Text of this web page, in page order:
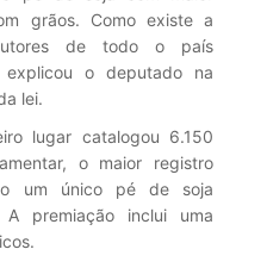
grãos. Como existe a
de todo o país
explicou o deputado na
lei.
lugar catalogou 6.150
o maior registro
um único pé de soja
A premiação inclui uma